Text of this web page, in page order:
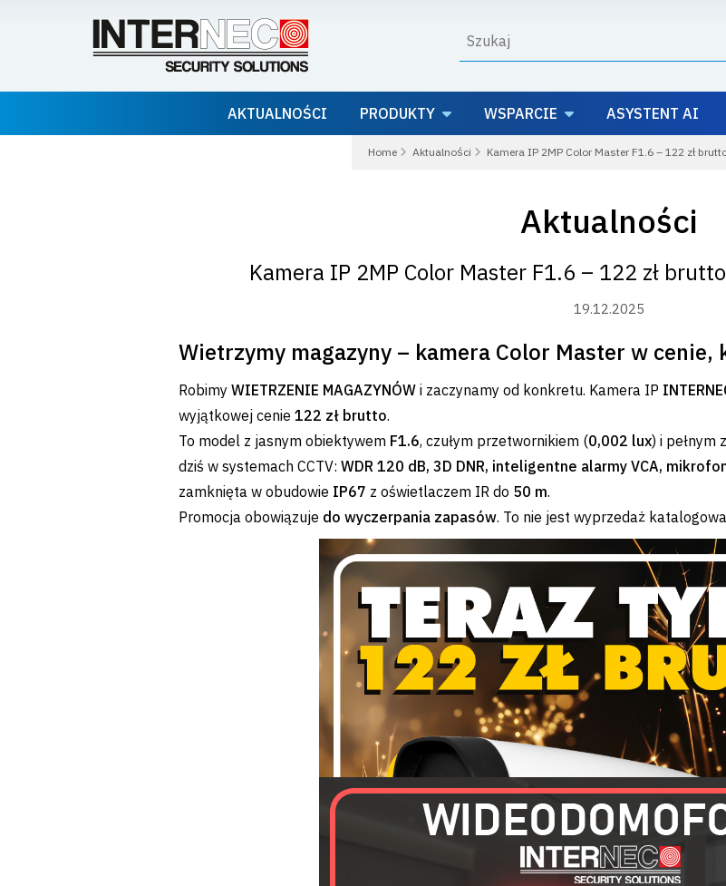
AKTUALNOŚCI PRODUKTY WSPARCIE ASYSTENT AI
Home Aktualności Kamera IP 2MP Color Master F1.6 – 122 zł
Aktualności
Kamera IP 2MP Color Master F1.6 – 122 zł
19.12.2025
Wietrzymy magazyny – kamera Color Master w
Robimy WIETRZENIE MAGAZYNÓW i zaczynamy od konkretu. Kamera IP
wyjątkowej cenie 122 zł brutto.
To model z jasnym obiektywem F1.6, czułym przetwornikiem (0,002 lux) i pełnym
dziś w systemach CCTV: WDR 120 dB, 3D DNR, inteligentne alarmy VCA,
zamknięta w obudowie IP67 z oświetlaczem IR do 50 m.
Promocja obowiązuje do wyczerpania zapasów. To nie jest wyprzedaż